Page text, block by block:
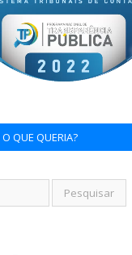
QUE QUERIA?